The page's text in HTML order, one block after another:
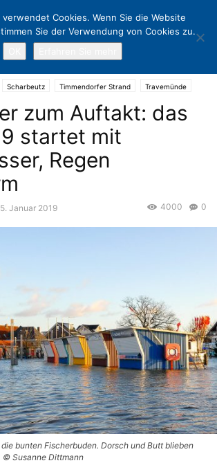
Scharbeutz Timmendorfer Strand Travemünde
zum Auftakt: das
startet mit
Regen
5. Januar 2019 0
4000
bunten Fischerbuden. Dorsch und Butt blieben
© Susanne Dittmann
verwendet Cookies. Wenn Sie die Website
Sie der Verwendung von Cookies zu.